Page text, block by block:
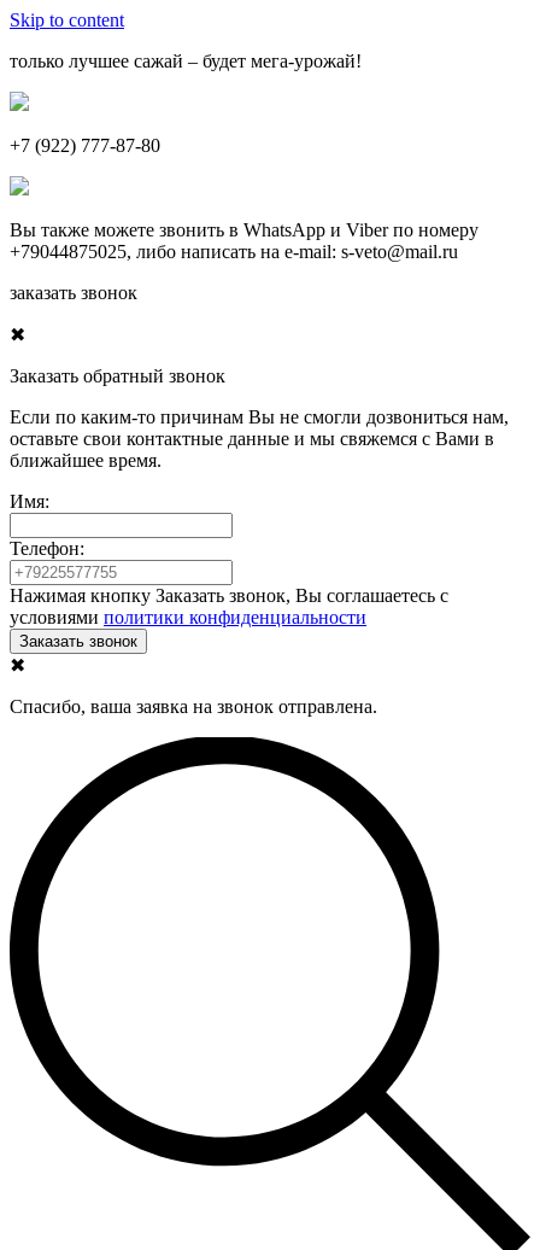
Skip to content
только лучшее сажай – будет мега-урожай!
+7 (922) 777-87-80
Вы также можете звонить в WhatsApp и Viberпо номеру
+79044875025, либо написать на e-mail: s-veto@mail.ru
заказать звонок
✖
Заказать обратный звонок
Если по каким-то причинам Вы не смогли дозвониться нам,
оставьте свои контактные данные и мы свяжемся с Вами в
ближайшее время.
Имя:
Телефон:
Нажимая кнопку Заказать звонок, Вы соглашаетесь с
условиями политики конфиденциальности
✖
Спасибо, ваша заявка на звонок отправлена.